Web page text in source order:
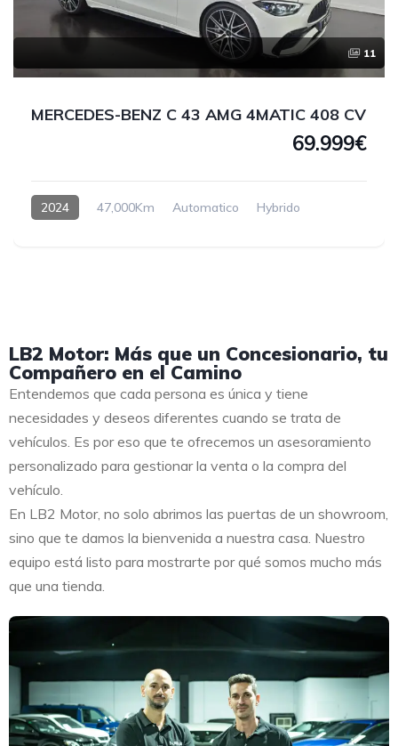
11
MERCEDES-BENZ C 43 AMG 4MATIC 408 CV
69.999€
2024 47,000Km Automatico Hybrido
LB2 Motor: Más que un Concesionario, tu
Compañero en el Camino
Entendemos que cada persona es única y tiene
necesidades y deseos diferentes cuando se trata de
vehículos. Es por eso que te ofrecemos un asesoramiento
personalizado para gestionar la venta o la compra del
vehículo.
En LB2 Motor, no solo abrimos las puertas de un showroom,
sino que te damos la bienvenida a nuestra casa. Nuestro
equipo está listo para mostrarte por qué somos mucho más
que una tienda.